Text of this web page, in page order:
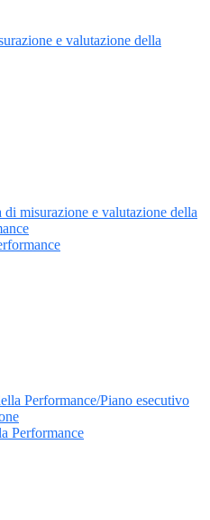
e valutazione della
di misurazione e valutazione della
Performance/Piano esecutivo
Performance